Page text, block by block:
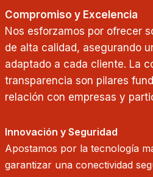
Compromiso y Excelencia
Nos esforzamos por ofrecer
de alta calidad, asegurando
adaptado a cada cliente. La
transparencia son pilares
relación con empresas y
Innovación y Seguridad
Apostamos por la tecnología
garantizar una conectividad